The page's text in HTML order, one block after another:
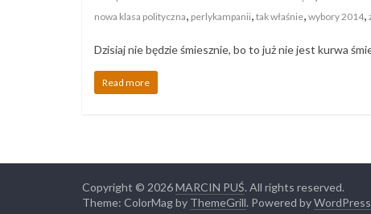
nowa klasa polityczna, perlykampanii, tak właśnie, wybory 2014,
Dzisiaj nie będzie śmiesznie, bo to już nie jest kurwa
Read more
Copyright © 2026MARCIN PUŚ. All rights reserved.
Theme: ColorMag by ThemeGrill. Powered byWordPress